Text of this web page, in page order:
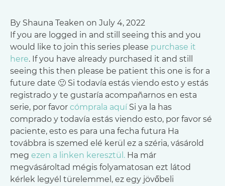
By Shauna Teaken on July 4, 2022
If you are logged in and still seeing this and you
would like to join this series please purchase it
here. If you have already purchased it and still
seeing this then please be patient this one is for a
future date 🙂 Si todavía estás viendo esto y estás
registrado y te gustaría acompañarnos en esta
serie, por favor cómprala aquíSi ya la has
comprado y todavía estás viendo esto, por favor sé
paciente, esto es para una fecha futura Ha
továbbra is szemed elé kerül ez a széria, vásárold
meg ezen a linken keresztül. Ha már
megvásároltad mégis folyamatosan ezt látod
kérlek legyél türelemmel, ez egy jövőbeli